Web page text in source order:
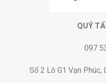
QUÝ
097
Số 2 Lô G1 Vạn Phúc,